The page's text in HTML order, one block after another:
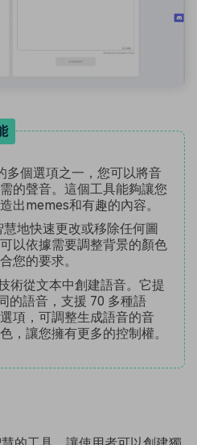
多個選項之一，您可以將音
的聲音。這個工具能夠讓您
出memes和有趣的內容。
地快速更改或移除任何圖
以依據需要調整背景的顏色
您的要求。
術從文本中創建語音。它提
的語音，支援 70 多種語
項，可調整生成語音的音
，讓您擁有更多的控制權。